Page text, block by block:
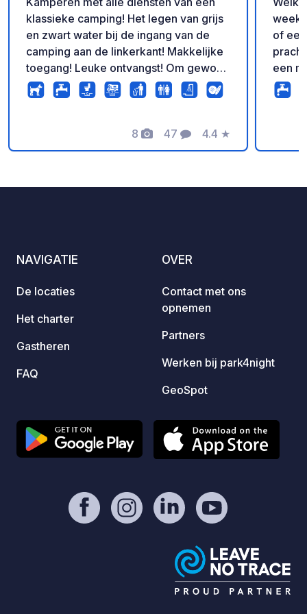
klassieke camping! Het legen van grijs
en zwart water bij de ingang van de
camping aan de linkerkant! Makkelijke
toegang! Leuke ontvangst! Om gewoon
het water te legen is het noodzakelijk
om de receptie van de camping te
8
Foto's
47
Commentaren
4.4
Beoordeling
★
of
een
NAVIGATIE
De locaties
Het charter
Gastheren
FAQ
OVER
Contact met ons
opnemen
Partners
Werken bij park4night
GeoSpot